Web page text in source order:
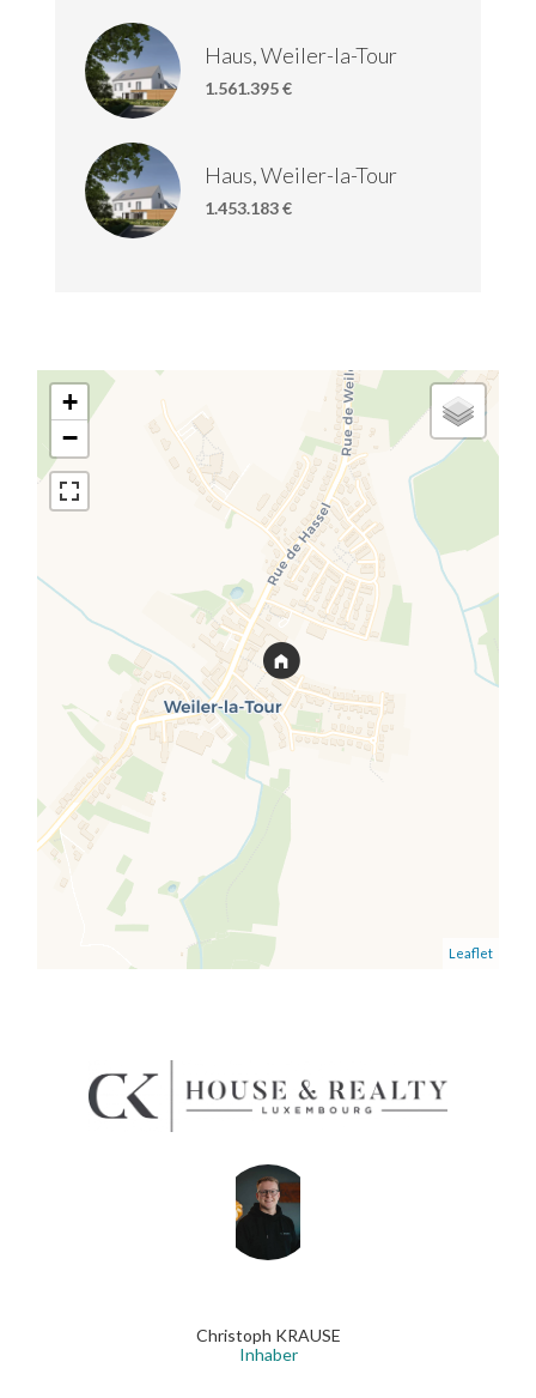
Haus, Weiler-la-Tour
1.561.395 €
Haus, Weiler-la-Tour
1.453.183 €
+
−
Leaflet
Christoph KRAUSE
Inhaber